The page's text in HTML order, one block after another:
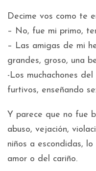
Decime vos como te
– No, fue mi primo,
– Las amigas de mi
grandes, groso, una
-Los muchachones
furtivos, enseñando
Y parece que no fue
abuso, vejación,
niños a escondidas,
amor o del cariño.